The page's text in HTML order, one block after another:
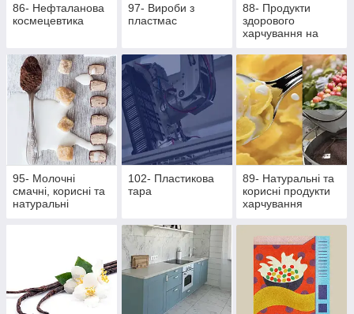
86- Нефталанова
космецевтика
97- Вироби з
пластмас
88- Продукти
здорового
харчування на
стевії
95- Молочні
смачні, корисні та
натуральні
102- Пластикова
тара
89- Натуральні та
корисні продукти
харчування